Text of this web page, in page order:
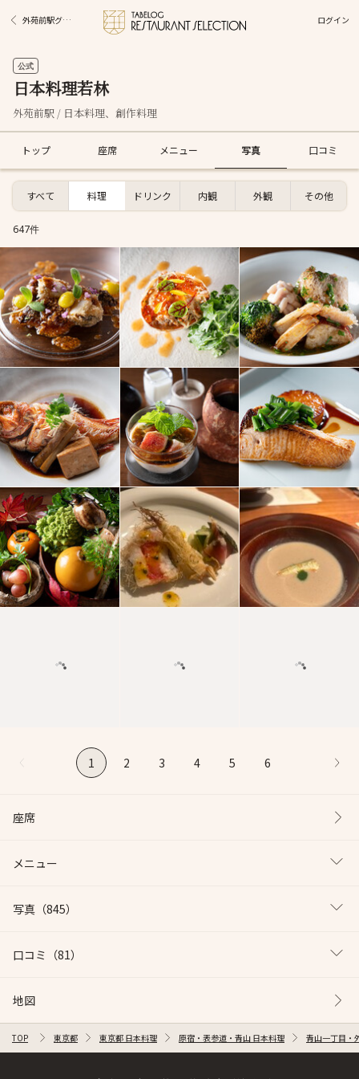
外苑前駅グルメ ログイン
公式
日本料理若林
外苑前駅 / 日本料理、創作料理
トップ 座席 メニュー 写真 口コミ
すべて 料理 ドリンク 内観 外観 その他
647件
1 2 3 4 5 6
座席
メニュー
写真 （845）
口コミ （81）
地図
TOP 東京都 東京都 日本料理 原宿・表参道・青山 日本料理 青山一丁目・